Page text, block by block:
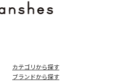
カテゴリから探す
ブランドから探す